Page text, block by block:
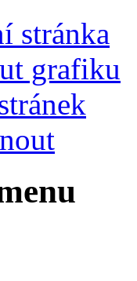
stránka
grafiku